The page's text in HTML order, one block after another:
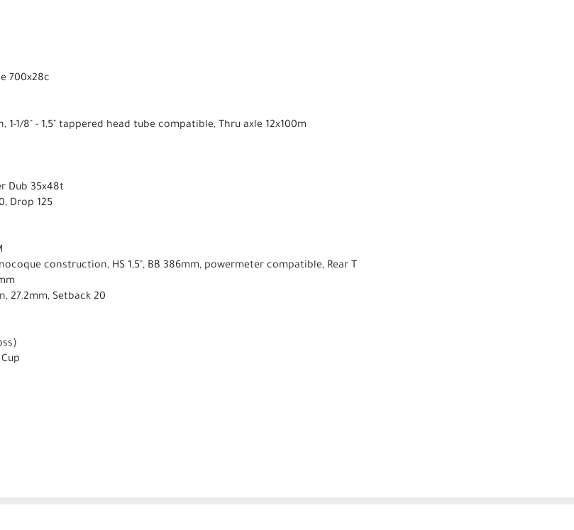
700x28c
1-1/8" - 1,5" tappered head tube compatible, Thru axle 12x100m
Dub 35x48t
Drop 125
construction, HS 1,5", BB 386mm, powermeter compatible, Rear T
27.2mm, Setback 20